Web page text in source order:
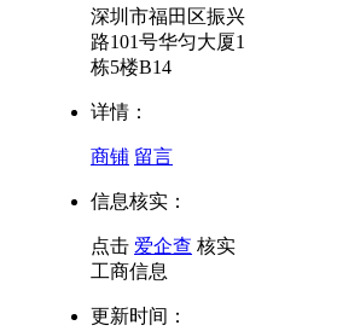
深圳市福田区振兴
路101号华匀大厦1
栋5楼B14
详情：
商铺 留言
信息核实：
点击 爱企查 核实
工商信息
更新时间：